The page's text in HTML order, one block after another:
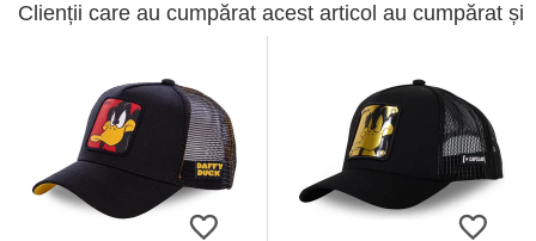
Clienții care au cumpărat acest articol au cumpărat și